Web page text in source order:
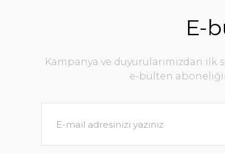
E-
Kampanya ve duyurularımızdan
e-bülten